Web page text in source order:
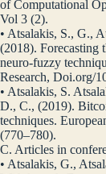
of Computational
Vol 3 (2).
• Atsalakis, S., G.,
(2018). Forecasting
neuro-fuzzy
Research, Doi.org/
• Atsalakis, S.
D., C., (2019).
techniques.
(770–780).
C. Articles in
• Atsalakis, G.,